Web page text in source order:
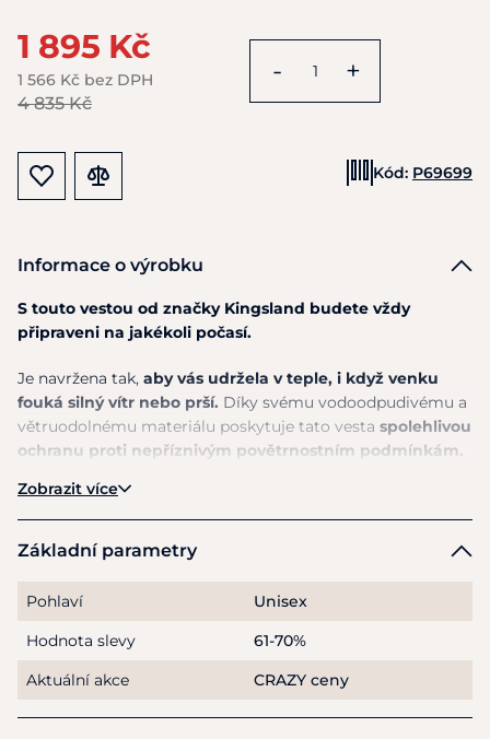
1 895 Kč
1 566 Kč bez DPH
4 835 Kč
- +
Kód: P69699
Informace o výrobku
S touto vestou od značky Kingsland budete vždy
připraveni na jakékoli počasí.
Je navržena tak, aby vás udržela v teple, i když venku
fouká silný vítr nebo prší. Díky svému vodoodpudivému a
větruodolnému materiálu poskytuje tato vesta spolehlivou
ochranu proti nepříznivým povětrnostním podmínkám.
výjimečnou lehkost, takže se v ní budete cítit pohodlně
po celý den. Nepocítíte žádné omezení v pohybu, což je
ideální pro aktivní uživatele. Kromě toho je
přenášení. Takže ať už jedete na vyjížďku na koni, do stáje,
nepostradatelným společníkem.
Díky svému stylovému designu ji můžete nosit
sportovních aktivitách, ale i ve volném čase.
Zobrazit více
Základní parametry
Pohlaví
Unisex
Hodnota slevy
61-70%
Aktuální akce
CRAZY ceny